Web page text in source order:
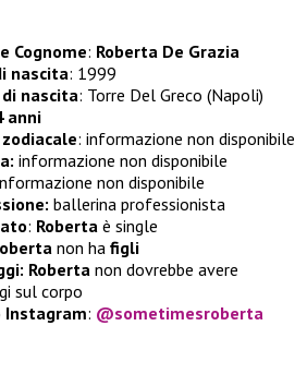
Cognome: Roberta De Grazia
nascita: 1999
nascita: Torre Del Greco (Napoli)
anni
: informazione non disponibile
informazione non disponibile
non disponibile
ballerina professionista
: Roberta è single
non ha figli
Robertanon dovrebbe avere
sul corpo
Instagram: @sometimesroberta